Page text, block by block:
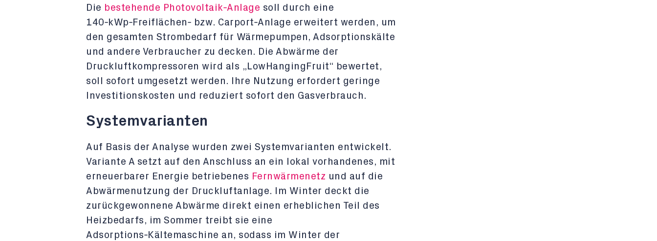
Die bestehende Photovoltaik‑Anlage soll durch eine
140‑ kWp‑ Freifl ächen‑ bzw. Carport‑Anlage erweitert werden, um
den gesamten Strombedarf fü r Wä rmepumpen, Adsorptionskä lte
und andere Verbraucher zu decken. Die Abwärme der
Druckluftkompressoren wird als „ Low Hanging Fruit“ bewertet,
soll sofort umgesetzt werden. Ihre Nutzung erfordert geringe
Investitionskosten und reduziert sofort den Gasverbrauch.
Systemvarianten
Auf Basis der Analyse wurden zwei Systemvarianten entwickelt.
Variante A setzt auf den Anschluss an ein lokal vorhandenes, mit
erneuerbarer Energie betriebenes Fernwärmenetz und auf die
Abwärmenutzung der Druckluftanlage. Im Winter deckt die
zurückgewonnene Abwärme direkt einen erheblichen Teil des
Heizbedarfs, im Sommer treibt sie eine
Adsorptions‑ Kä ltemaschine an, sodass im Winter der